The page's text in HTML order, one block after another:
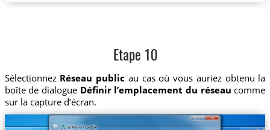
Etape 10
Sélectionnez Réseau public au cas où vous auriez obtenu la
boîte de dialogue Définir l’emplacement du réseau comme
sur la capture d’écran.